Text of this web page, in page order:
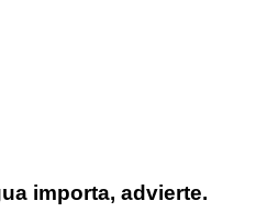
importa, advierte.